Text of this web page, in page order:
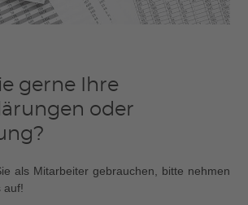
gerne Ihre
oder
als Mitarbeiter gebrauchen, bitte nehmen
auf!